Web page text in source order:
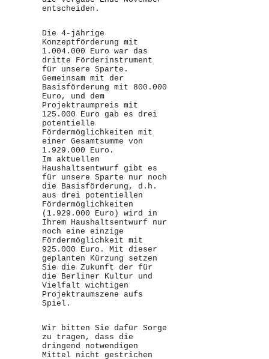
entscheiden.
Die 4-jährige
Konzeptförderung mit
1.004.000 Euro war das
dritte Förderinstrument
für unsere Sparte.
Gemeinsam mit der
Basisförderung mit 800.000
Euro, und dem
Projektraumpreis mit
125.000 Euro gab es drei
potentielle
Fördermöglichkeiten mit
einer Gesamtsumme von
1.929.000 Euro.
Im aktuellen
Haushaltsentwurf gibt es
für unsere Sparte nur noch
die Basisförderung, d.h.
aus drei potentiellen
Fördermöglichkeiten
(1.929.000 Euro) wird in
Ihrem Haushaltsentwurf nur
noch eine einzige
Fördermöglichkeit mit
925.000 Euro. Mit dieser
geplanten Kürzung setzen
Sie die Zukunft der für
die Berliner Kultur und
Vielfalt wichtigen
Projektraumszene aufs
Spiel.
Wir bitten Sie dafür Sorge
zu tragen, dass die
dringend notwendigen
Mittel nicht gestrichen